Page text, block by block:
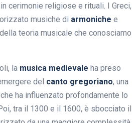
cerimonie religiose e rituali. I Greci,
musiche di armoniche e
teoria musicale che conosciamo
la musica medievale ha preso
del canto gregoriano, una
ha influenzato profondamente lo
tra il 1300 e il 1600, è sbocciato il